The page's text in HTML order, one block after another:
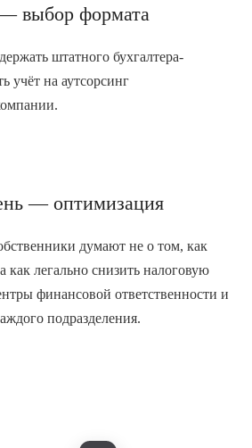
выбор формата
штатного бухгалтера-
учёт на аутсорсинг
— оптимизация
думают не о том, как
как легально снизить налоговую
финансовой ответственности и
подразделения.